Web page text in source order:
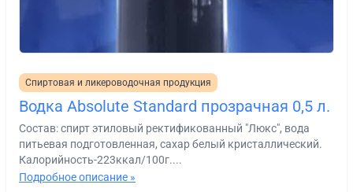
Спиртовая и ликероводочная продукция
Водка Absolute Standard прозрачная 0,5 л.
Состав: спирт этиловый ректификованный "Люкс", вода
питьевая подготовленная, сахар белый кристаллический.
Калорийность-223ккал/100г....
Подробное описание »